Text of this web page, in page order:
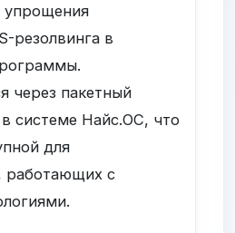
упрощения
резолвинга в
через пакетный
в системе Найс.ОС, что
для
работающих с